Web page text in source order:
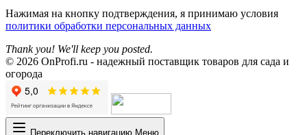
Нажимая на кнопку подтверждения, я принимаю условия
политики обработки персональных данных
Thank you! We'll keep you posted.
© 2026 OnProfi.ru - надежный поставщик товаров для сада и
огорода
Переключить навигацию Меню